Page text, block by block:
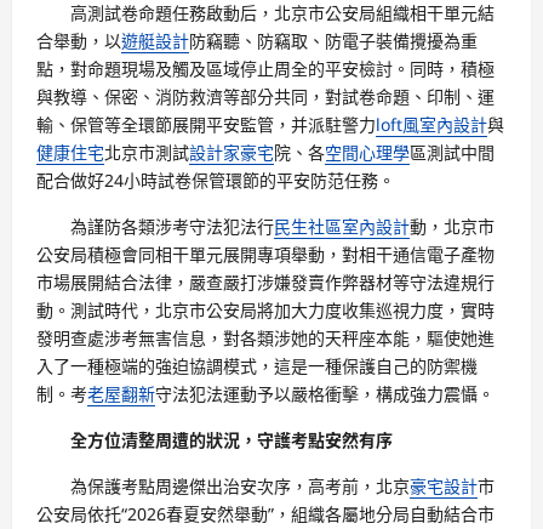
高測試卷命題任務啟動后，北京市公安局組織相干單元結
合舉動，以遊艇設計防竊聽、防竊取、防電子裝備攪擾為重
點，對命題現場及觸及區域停止周全的平安檢討。同時，積極
與教導、保密、消防救濟等部分共同，對試卷命題、印制、運
輸、保管等全環節展開平安監管，并派駐警力loft風室內設計與
健康住宅北京市測試設計家豪宅院、各空間心理學區測試中間
配合做好24小時試卷保管環節的平安防范任務。
為謹防各類涉考守法犯法行民生社區室內設計動，北京市
公安局積極會同相干單元展開專項舉動，對相干通信電子產物
市場展開結合法律，嚴查嚴打涉嫌發賣作弊器材等守法違規行
動。測試時代，北京市公安局將加大力度收集巡視力度，實時
發明查處涉考無害信息，對各類涉她的天秤座本能，驅使她進
入了一種極端的強迫協調模式，這是一種保護自己的防禦機
制。考老屋翻新守法犯法運動予以嚴格衝擊，構成強力震懾。
全方位清整周遭的狀況，守護考點安然有序
為保護考點周邊傑出治安次序，高考前，北京豪宅設計市
公安局依托“2026春夏安然舉動”，組織各屬地分局自動結合市